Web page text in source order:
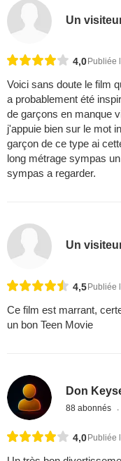
Un
4,0 Publiée
Voici sans doute le film
a probablement été
de garçons en manque
j'appuie bien sur le mot
garçon de ce type ai
long métrage sympas
sympas a regarder.
Un
4,5Publiée
Ce film est marrant,
un bon Teen Movie
Don
88 abonnés
4,0 Publiée